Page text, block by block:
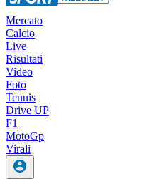
Mercato
Calcio
Live
Risultati
Video
Foto
Tennis
Drive UP
F1
MotoGp
Virali